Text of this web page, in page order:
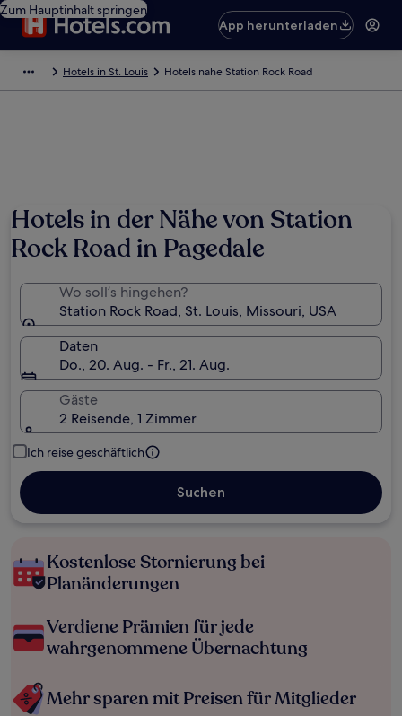
Zum Hauptinhalt springen
App herunterladen
Hotels in St. Louis Hotels nahe Station Rock Road
Hotels in der Nähe von Station
Rock Road in Pagedale
Wo soll’s hingehen?
Station Rock Road, St. Louis, Missouri, USA
Daten
Do., 20. Aug. - Fr., 21. Aug.
Gäste
2 Reisende, 1 Zimmer
Ich reise geschäftlich
Suchen
Kostenlose Stornierung bei
Planänderungen
Verdiene Prämien für jede
wahrgenommene Übernachtung
Mehr sparen mit Preisen für Mitglieder